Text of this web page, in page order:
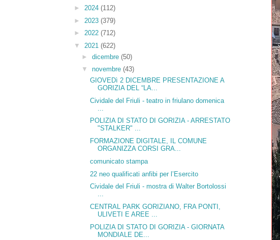
► 2024 (112)
► 2023 (379)
► 2022 (712)
▼ 2021 (622)
►dicembre(50)
▼novembre(43)
GIOVEDì 2 DICEMBRE PRESENTAZIONE A
GORIZIA DEL “LA...
Cividale del Friuli - teatro in friulano domenica
POLIZIA DI STATO DI GORIZIA - ARRESTATO
"STALKER" ...
FORMAZIONE DIGITALE, IL COMUNE
ORGANIZZA CORSI GRA...
comunicato stampa
22 neo qualificati anfibi per l’Esercito
Cividale del Friuli - mostra di Walter Bortolossi
...
CENTRAL PARK GORIZIANO, FRA PONTI,
ULIVETI E AREE ...
POLIZIA DI STATO DI GORIZIA - GIORNATA
MONDIALE DE...